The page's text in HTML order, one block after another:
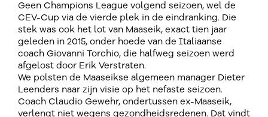
Geen Champions League volgend seizoen, wel de
CEV-Cup via de vierde plek in de eindranking. Die
stek was ook het lot van Maaseik, exact tien jaar
geleden in 2015, onder hoede van de Italiaanse
coach Giovanni Torchio, die halfweg seizoen werd
afgelost door Erik Verstraten.
We polsten de Maaseikse algemeen manager Dieter
Leenders naar zijn visie op het nefaste seizoen.
Coach Claudio Gewehr, ondertussen ex-Maaseik,
verlengt niet wegens gezondheidsredenen. Dat vindt